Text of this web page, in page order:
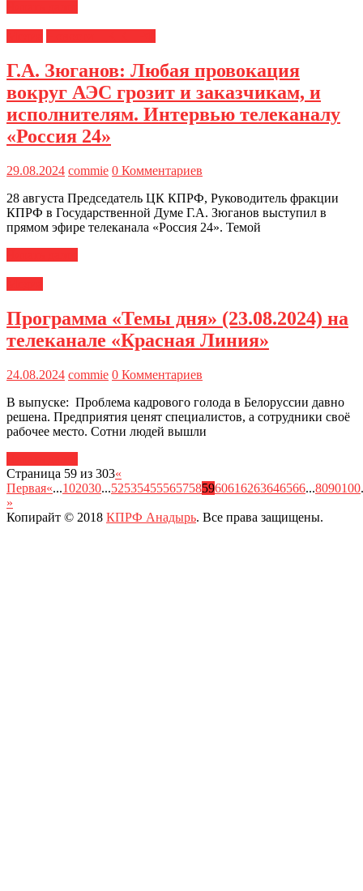
Г.А. Зюганов: Любая провокация
вокруг АЭС грозит и заказчикам, и
исполнителям. Интервью телеканалу
«Россия 24»
29.08.2024 commie 0 Комментариев
28 августа Председатель ЦК КПРФ, Руководитель фракции
КПРФ в Государственной Думе Г.А. Зюганов выступил в
прямом эфире телеканала «Россия 24». Темой
Программа «Темы дня» (23.08.2024) на
телеканале «Красная Линия»
24.08.2024 commie 0 Комментариев
В выпуске: Проблема кадрового голода в Белоруссии давно
решена. Предприятия ценят специалистов, а сотрудники своё
рабочее место. Сотни людей вышли
Страница 59 из 303«
Первая«...102030...525354555657585960616263646566...8090100
»
Копирайт © 2018 КПРФ Анадырь. Все права защищены.